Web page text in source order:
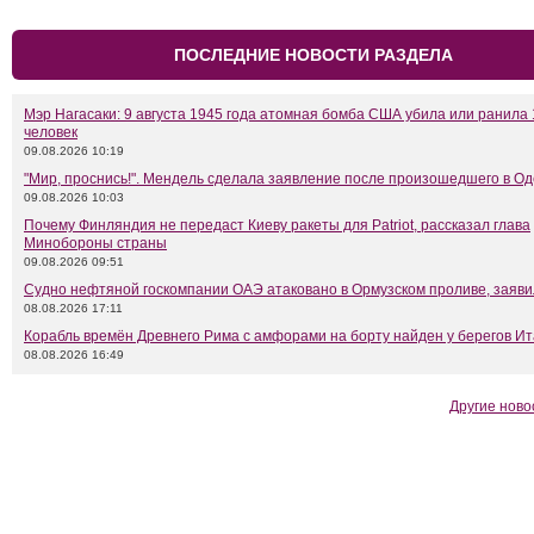
ПОСЛЕДНИЕ НОВОСТИ РАЗДЕЛА
Мэр Нагасаки: 9 августа 1945 года атомная бомба США убила или ранила
человек
09.08.2026 10:19
"Мир, проснись!". Мендель сделала заявление после произошедшего в
09.08.2026 10:03
Почему Финляндия не передаст Киеву ракеты для Patriot, рассказал глава
Минобороны страны
09.08.2026 09:51
Судно нефтяной госкомпании ОАЭ атаковано в Ормузском проливе,
08.08.2026 17:11
Корабль времён Древнего Рима с амфорами на борту найден у берегов
08.08.2026 16:49
Другие